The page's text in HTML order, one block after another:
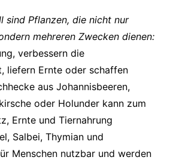
sind Pflanzen, die nicht nur
mehreren Zwecken dienen:
verbessern die
liefern Ernte oder schaffen
aus Johannisbeeren,
oder Holunder kann zum
Ernte und Tiernahrung
Salbei, Thymian und
Menschen nutzbar und werden